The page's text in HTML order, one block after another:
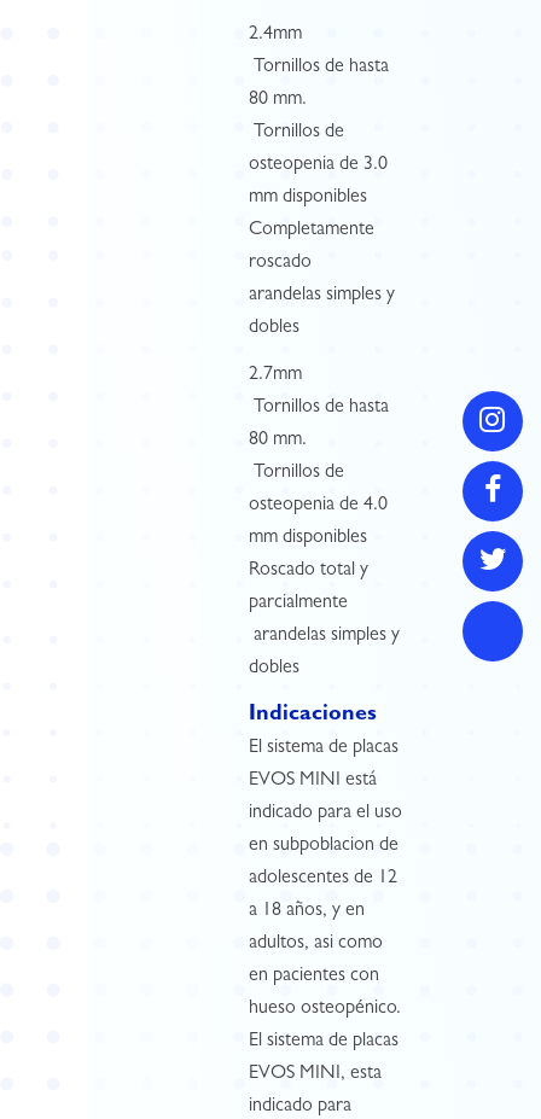
2.4mm
 Tornillos de hasta
80 mm.
 Tornillos de
osteopenia de 3.0
mm disponibles
Completamente
roscado
arandelas simples y
dobles
2.7mm
 Tornillos de hasta
80 mm.
 Tornillos de
osteopenia de 4.0
mm disponibles
Roscado total y
parcialmente
 arandelas simples y
dobles
Indicaciones
El sistema de placas
EVOS MINI está
indicado para el uso
en subpoblacion de
adolescentes de 12
a 18 años, y en
adultos, asi como
en pacientes con
hueso osteopénico.
El sistema de placas
EVOS MINI, esta
indicado para